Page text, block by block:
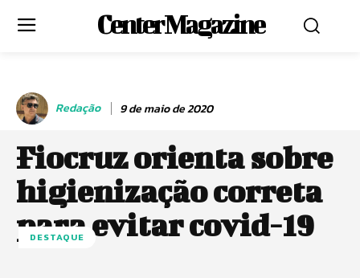
Center Magazine
Redação 9 de maio de 2020
Fiocruz orienta sobre
higienização correta
para evitar covid-19
DESTAQUE